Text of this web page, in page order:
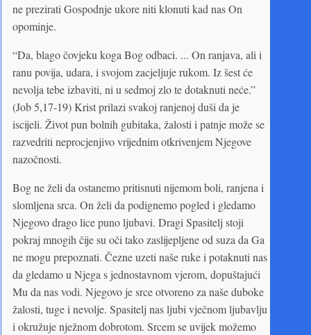
ne prezirati Gospodnje ukore niti klonuti kad nas On
opominje.
“Da, blago čovjeku koga Bog odbaci. ... On ranjava, ali i
ranu povija, udara, i svojom zacjeljuje rukom. Iz šest će
nevolja tebe izbaviti, ni u sedmoj zlo te dotaknuti neće.”
(Job 5,17-19) Krist prilazi svakoj ranjenoj duši da je
iscijeli. Život pun bolnih gubitaka, žalosti i patnje može se
razvedriti neprocjenjivo vrijednim otkrivenjem Njegove
nazočnosti.
Bog ne želi da ostanemo pritisnuti nijemom boli, ranjena i
slomljena srca. On želi da podignemo pogled i gledamo
Njegovo drago lice puno ljubavi. Dragi Spasitelj stoji
pokraj mnogih čije su oči tako zaslijepljene od suza da Ga
ne mogu prepoznati. Čezne uzeti naše ruke i potaknuti nas
da gledamo u Njega s jednostavnom vjerom, dopuštajući
Mu da nas vodi. Njegovo je srce otvoreno za naše duboke
žalosti, tuge i nevolje. Spasitelj nas ljubi vječnom ljubavlju
i okružuje nježnom dobrotom. Srcem se uvijek možemo